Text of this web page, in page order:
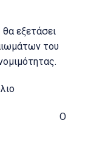
εξετάσει
του
Ο